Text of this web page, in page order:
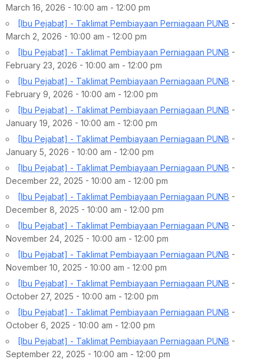
March 16, 2026 - 10:00 am - 12:00 pm
[Ibu Pejabat] - Taklimat Pembiayaan Perniagaan PUNB -
March 2, 2026 - 10:00 am - 12:00 pm
[Ibu Pejabat] - Taklimat Pembiayaan Perniagaan PUNB -
February 23, 2026 - 10:00 am - 12:00 pm
[Ibu Pejabat] - Taklimat Pembiayaan Perniagaan PUNB -
February 9, 2026 - 10:00 am - 12:00 pm
[Ibu Pejabat] - Taklimat Pembiayaan Perniagaan PUNB -
January 19, 2026 - 10:00 am - 12:00 pm
[Ibu Pejabat] - Taklimat Pembiayaan Perniagaan PUNB -
January 5, 2026 - 10:00 am - 12:00 pm
[Ibu Pejabat] - Taklimat Pembiayaan Perniagaan PUNB -
December 22, 2025 - 10:00 am - 12:00 pm
[Ibu Pejabat] - Taklimat Pembiayaan Perniagaan PUNB -
December 8, 2025 - 10:00 am - 12:00 pm
[Ibu Pejabat] - Taklimat Pembiayaan Perniagaan PUNB -
November 24, 2025 - 10:00 am - 12:00 pm
[Ibu Pejabat] - Taklimat Pembiayaan Perniagaan PUNB -
November 10, 2025 - 10:00 am - 12:00 pm
[Ibu Pejabat] - Taklimat Pembiayaan Perniagaan PUNB -
October 27, 2025 - 10:00 am - 12:00 pm
[Ibu Pejabat] - Taklimat Pembiayaan Perniagaan PUNB -
October 6, 2025 - 10:00 am - 12:00 pm
[Ibu Pejabat] - Taklimat Pembiayaan Perniagaan PUNB -
September 22, 2025 - 10:00 am - 12:00 pm